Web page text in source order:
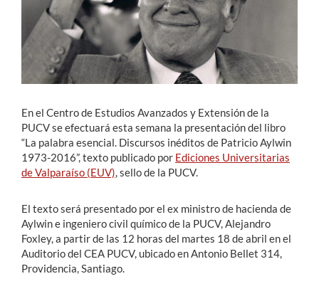
English
En el Centro de Estudios Avanzados y Extensión de la
PUCV se efectuará esta semana la presentación del libro
“La palabra esencial. Discursos inéditos de Patricio Aylwin
1973-2016”, texto publicado por Ediciones Universitarias
de Valparaíso (EUV) , sello de la PUCV.
El texto será presentado por el ex ministro de hacienda de
Aylwin e ingeniero civil químico de la PUCV, Alejandro
Foxley, a partir de las 12 horas del martes 18 de abril en el
Auditorio del CEA PUCV, ubicado en Antonio Bellet 314,
Providencia, Santiago.